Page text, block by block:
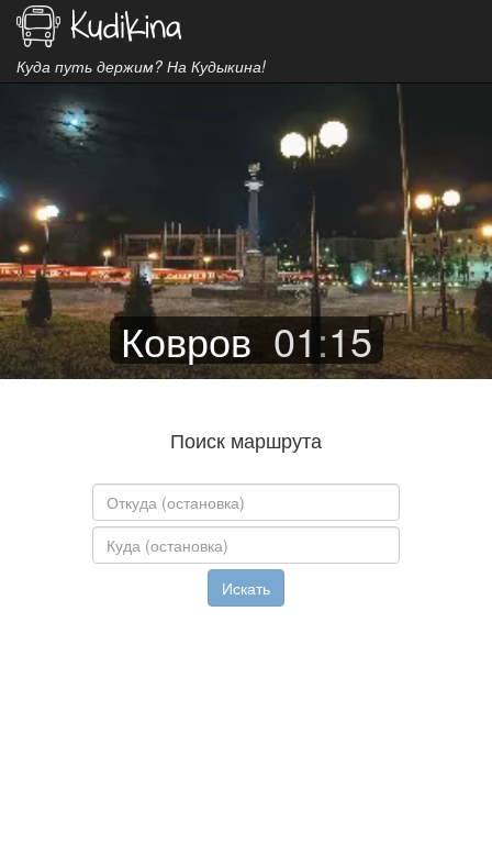
Куда путь держим? На Кудыкина!
Ковров 01:15
Поиск маршрута